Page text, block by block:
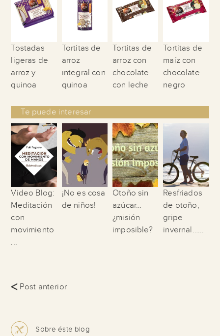
Tostadas
ligeras de
arroz y
quinoa
Tortitas de
arroz
integral con
quinoa
Tortitas de
arroz con
chocolate
con leche
Tortitas de
maíz con
chocolate
negro
Te puede interesar
Video Blog:
Meditación
con
movimiento
...
¡No es cosa
de niños!
Otoño sin
azúcar…
¿misión
imposible?
Resfriados
de otoño,
gripe
invernal…...
<Post anterior
Sobre éste blog